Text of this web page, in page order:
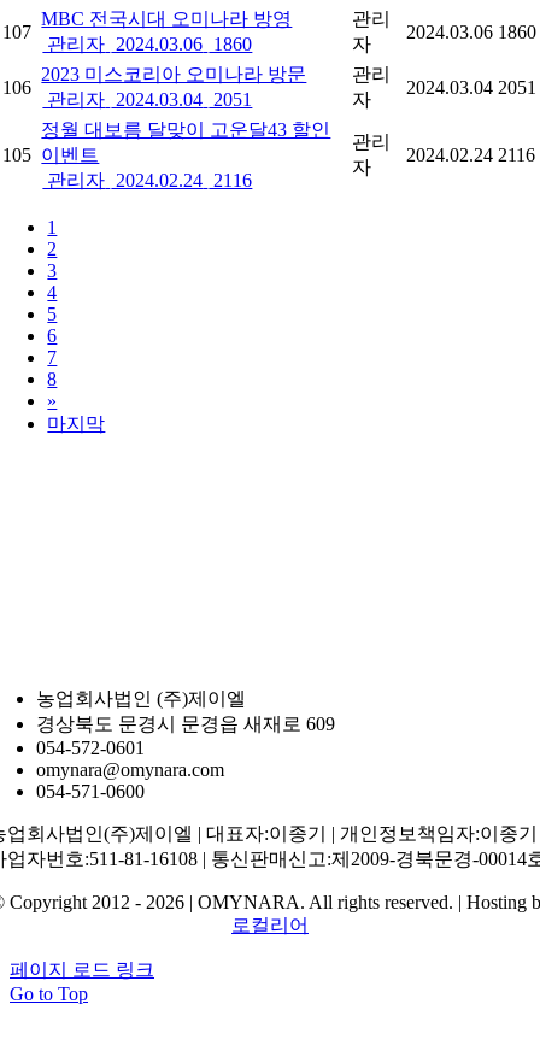
107
MBC 전국시대 오미나라 방영
관리자 2024.03.06 1860
관리
자
2024.03.06 1860
106
2023 미스코리아 오미나라 방문
관리자 2024.03.04 2051
관리
자
2024.03.04 2051
105
정월 대보름 달맞이 고운달43 할인
이벤트
관리자 2024.02.24 2116
관리
자
2024.02.24 2116
1
2
3
4
5
6
7
8
»
마지막
농업회사법인 (주)제이엘
경상북도 문경시 문경읍 새재로 609
054-572-0601
omynara@omynara.com
054-571-0600
업회사법인(주)제이엘 | 대표자:이종기 | 개인정보책임자:이종기
업자번호:511-81-16108 | 통신판매신고:제2009-경북문경-00014
Copyright 2012 - 2026 | OMYNARA. All rights reserved. | Hosting
로컬리어
페이지 로드 링크
Go to Top